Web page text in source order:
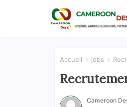
Accueil jobs
Cameroon